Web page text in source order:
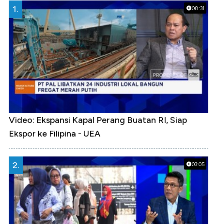
08:31
1.
Video: Ekspansi Kapal Perang Buatan RI, Siap
Ekspor ke Filipina - UEA
03:05
2.